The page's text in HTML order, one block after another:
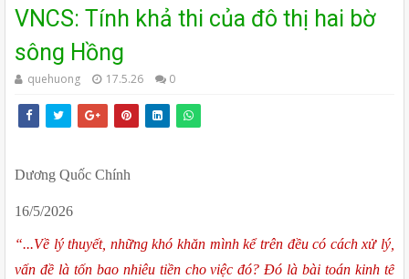
VNCS: Tính khả thi của đô thị hai bờ
sông Hồng
quehuong 17.5.26 0
Dương Quốc Chính
16/5/2026
“...Về lý thuyết, những khó khăn mình kể trên đều có cách xử lý,
vấn đề là tốn bao nhiêu tiền cho việc đó? Đó là bài toán kinh tế